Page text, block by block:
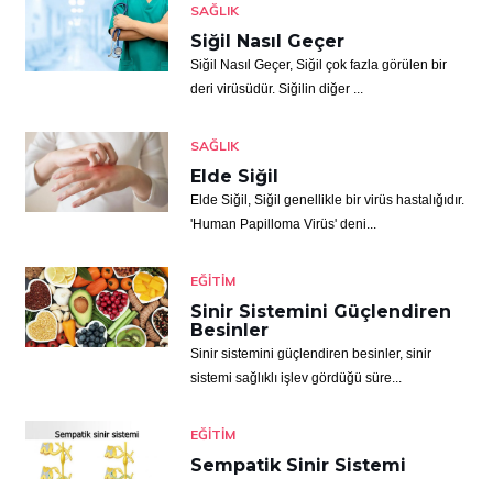
SAĞLIK
Siğil Nasıl Geçer
Siğil Nasıl Geçer, Siğil çok fazla görülen bir
deri virüsüdür. Siğilin diğer ...
SAĞLIK
Elde Siğil
Elde Siğil, Siğil genellikle bir virüs hastalığıdır.
'Human Papilloma Virüs' deni...
EĞITIM
Sinir Sistemini Güçlendiren
Besinler
Sinir sistemini güçlendiren besinler, sinir
sistemi sağlıklı işlev gördüğü süre...
EĞITIM
Sempatik Sinir Sistemi